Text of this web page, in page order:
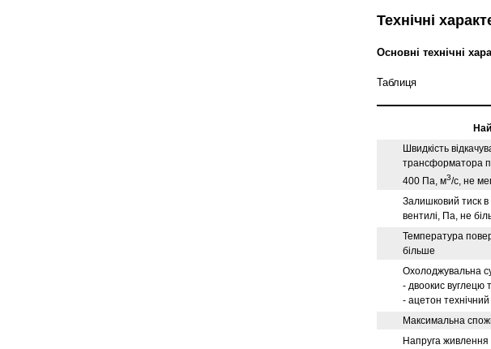
Технічні
Основні технічні
Таблиця
Швидкість
трансформатора
400 Па, м3/с, не
Залишковий тиск в
вентилі, Па, не
Температура
більше
Охолоджувальна
- двоокис
- ацетон
Максимальна
Напруга живлення